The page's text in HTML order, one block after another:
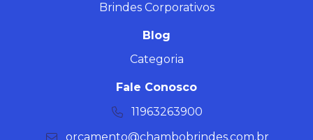
Brindes Corporativos
Blog
Categoria
Fale Conosco
11963263900
orcamento@chambobrindes.com.br